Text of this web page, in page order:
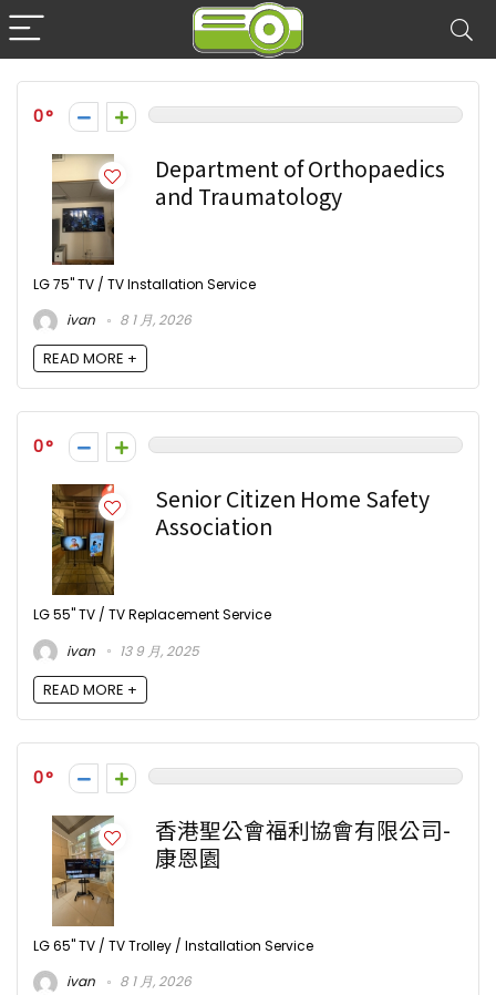
0
Department of Orthopaedics
and Traumatology
LG 75" TV / TV Installation Service
ivan
8 1 月, 2026
READ MORE +
0
Senior Citizen Home Safety
Association
LG 55" TV / TV Replacement Service
ivan
13 9 月, 2025
READ MORE +
0
香港聖公會福利協會有限公司-
康恩園
LG 65" TV / TV Trolley / Installation Service
ivan
8 1 月, 2026